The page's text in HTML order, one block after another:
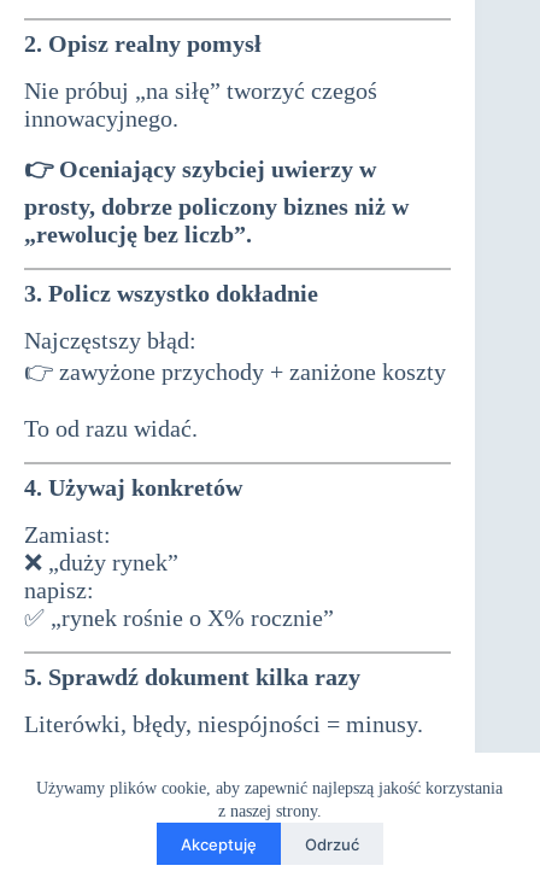
Używamy plików cookie, aby zapewnić najlepszą jakość korzystania
z naszej strony.
Akceptuję Odrzuć
2. Opisz realny pomysł
Nie próbuj „na siłę” tworzyć czegoś
innowacyjnego.
👉 Oceniający szybciej uwierzy w
prosty, dobrze policzony biznes niż w
„rewolucję bez liczb”.
3. Policz wszystko dokładnie
Najczęstszy błąd:
👉 zawyżone przychody + zaniżone koszty
To od razu widać.
4. Używaj konkretów
Zamiast:
❌ „duży rynek”
napisz:
✅ „rynek rośnie o X% rocznie”
5. Sprawdź dokument kilka razy
Literówki, błędy, niespójności = minusy.